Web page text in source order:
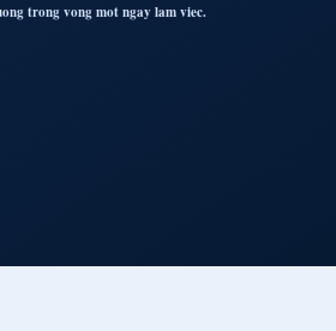
trong vong mot ngay lam viec.